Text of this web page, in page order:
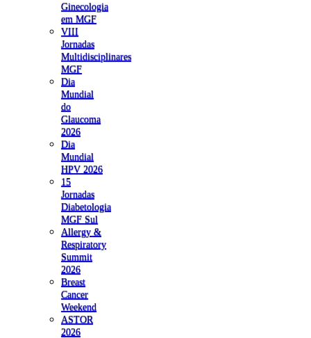
Ginecologia
em MGF
VIII
Jornadas
Multidisciplinares
MGF
Dia
Mundial
do
Glaucoma
2026
Dia
Mundial
HPV 2026
15
Jornadas
Diabetologia
MGF Sul
Allergy &
Respiratory
Summit
2026
Breast
Cancer
Weekend
ASTOR
2026